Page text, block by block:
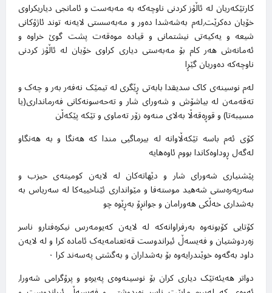
کارتێکەریان لە ئاڵۆز کردنی ناوچەکە بە مەبەست و ئامانجی دیاریکراوی
خۆیان دەکرێت٫لەم بەشەشدا دەور و مەبەسستی لایەنە توند ئاژۆکانی
شیعە و یەکیەتی نیشتمانی و قیادە موەقەت پشت گوێ خراوە و
ئەمانەش هەر کام بۆ مەبەستی دیاری کراوی خۆیان لە ئاڵۆز کردنی
ناوچەکە دەوریان گێڕا
لەم نوسینەی کاک سدیقدا بابەتی ڕێگری لە تیمێک نەفەر بەر و چەک و
تەقەمەن لە بیاشۆش و شەورای شار و تەحەسونەکانی فەرمانداری(یا
مسیبەتا) و قوڕەقەڵا بەلای منەوە زۆر تەماوی و تێکە پێکەڵن
کۆی ئەم باسە تێکەڵاوانە لە بیرماگیی مندا کە هەنگا و بە هەنگاو
لەگەل ڕوداوەکاندا بووم ئاوەهایە
پێشنیاری شەورای شار و دێهاتەکان لە لایەن کومیتەی حیزب و
سەرپەرەستی شەهید موستەفا و مێوانداری ئێناخییەکا لە سەریاس بە
بەشداری خەڵکی هەورامان و جوانڕۆ بەڕێوە چو
کۆتایی کۆبونەوە بەرفراوانەکە لە لایەن کەیومەرس نیکرەفتارو ناسر
زەردوشتیان و فەیسەڵ ئیراندوست قەتعنامەیەک ئامادە کرا و لە لایەن
داود بەگەوە خوێندرایەوە بۆ بەشداران و بەگشتی پەسەند کرا ۰
دواتر هەیئەتێک دیاری کران بۆ نوسینەوەی پەیرەو و پرۆگرامی شەورا٫